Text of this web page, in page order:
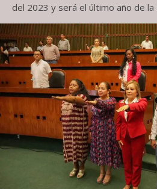
del 2023 y será el último año de la